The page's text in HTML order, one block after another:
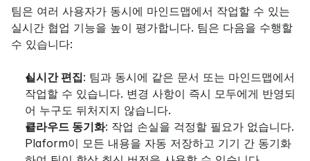
팀은 여러 사용자가 동시에 마인드맵에서 작업할 수 있는
실시간 협업 기능을 높이 평가합니다. 팀은 다음을 수행할
수 있습니다:
실시간 편집: 팀과 동시에 같은 문서 또는 마인드맵에서
작업할 수 있습니다. 변경 사항이 즉시 모두에게 반영되
어 누구도 뒤처지지 않습니다.
클라우드 동기화: 작업 손실을 걱정할 필요가 없습니다.
Plaform이 모든 내용을 자동 저장하고 기기 간 동기화